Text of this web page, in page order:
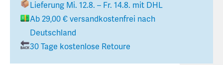
Lieferung Mi. 12.8. – Fr. 14.8. mit DHL
Ab 29,00 € versandkostenfrei nach
Deutschland
30 Tage kostenlose Retoure